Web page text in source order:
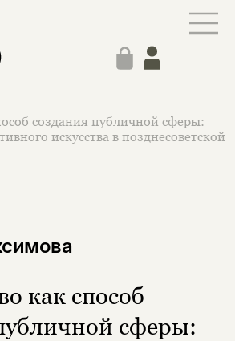
создания публичной сферы:
искусства в позднесоветской
как способ
сферы: